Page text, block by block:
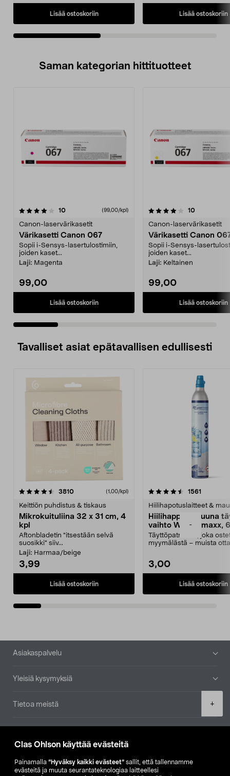
Clas Ohlson käyttää evästeitä
Painamalla ”Hyväksy kaikki evästeet” sallit, että tallennamme
evästeitä ja muuta seurantateknologiaa laitteellesi
-
+
Lisää ostoskoriin Lisää ostoskoriin
Saman kategorian hittituotteet
10arvostelut (99,00/kpl)
Canon-laservärikasetit
Värikasetti Canon 067
Sopii i-Sensys-lasertulostimiin,
joiden kaset...
Laji: Magenta
99,00
Lisää ostoskoriin
4.0 viidestä
10arvostelut
Canon-laservärikasetit
Värikasetti Canon
Sopii i-Sensys-
joiden kaset...
Laji: Keltainen
99,00
Lisää ostoskoriin
4.0 viidestä
Tavalliset asiat epätavallisen edullisesti
3810arvostelut (1,00/kpl)
Keittiön puhdistus & tiskaus
Mikrokuituliina 32 x 31 cm, 4
kpl
Aftonbladetin "itsestään selvä
suosikki" siiv...
Laji: Harmaa/beige
3,99
Lisää ostoskoriin
4.5viidestä
1561
Hiilihapotuslaitteet &
Hiilihappopatruuna
vaihto Wassermaxx,
Täyttöpatruuna, joka
myymälästä – muista
3,00
Lisää ostoskoriin
4.5viidestä
Alatunniste
Asiakaspalvelu
Yleisiä kysymyksiä
Tietoa meistä